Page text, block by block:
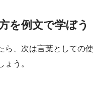
を例文で学ぼう
ら、次は言葉としての使
う。